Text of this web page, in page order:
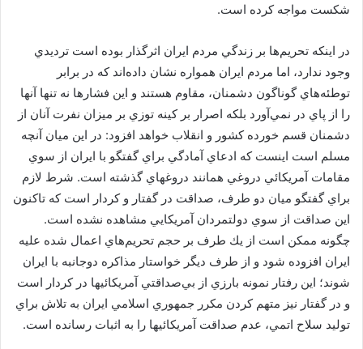
شكست مواجه كرده است.
در اينكه تحريم‌ها بر زندگي مردم ايران اثرگذار بوده است ترديدي
وجود ندارد، اما مردم ايران همواره نشان داده‌اند كه در برابر
توطئه‌هاي گوناگون دشمنان، مقاوم هستند و اين فشارها نه تنها آنها
را از پاي در نمي‌آورد بلكه اصرار بر كينه توزي بر ميزان نفرت آنان از
دشمنان قسم خورده كشور و انقلاب خواهد افزود: در اين ميان آنچه
مسلم است اينست كه ادعاي آمادگي براي گفتگو با ايران از سوي
مقامات آمريكائي دروغي همانند دروغهاي گذشته است. شرط لازم
براي گفتگو ميان دو طرف، صداقت در گفتار و كردار است كه تاكنون
اين صداقت از سوي دولتمردان آمريكايي مشاهده نشده است.
چگونه ممكن است از يك طرف بر حجم تحريم‌هاي اعمال شده عليه
ايران افزوده شود و از طرف ديگر خواستار مذاكره دوجانبه با ايران
شوند؛ اين رفتار نمونه بارزي از بي‌صداقتي آمريكائيها در كردار است
و در گفتار نيز متهم كردن مكرر جمهوري اسلامي ايران به تلاش براي
توليد سلاح اتمي، عدم صداقت آمريكائيها را به اثبات رسانده است.